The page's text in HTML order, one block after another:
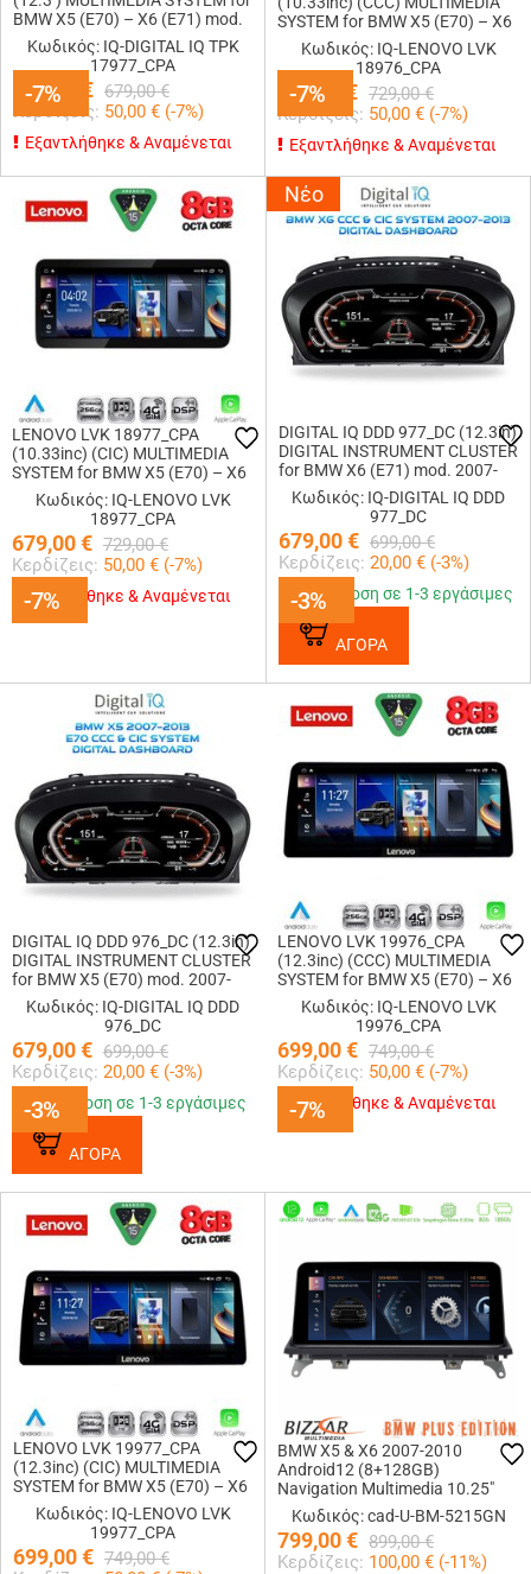
-7%
BMW X5 (E70) – X6 (E71) mod.
2009-2013 (CIC)
Κωδικός: IQ-DIGITAL IQ TPK
17977_CPA
629,00 € 679,00 €
Κερδίζεις: 50,00 € (-7%)
-7%
Εξαντλήθηκε & Αναμένεται
-7%
SYSTEM for BMW X5 (E70) – X6
(E71) mod. 2006-2009
Κωδικός: IQ-LENOVO LVK
18976_CPA
679,00 € 729,00 €
Κερδίζεις: 50,00 € (-7%)
-7%
Εξαντλήθηκε & Αναμένεται
-7%
LENOVO LVK 18977_CPA
(10.33inc) (CIC) MULTIMEDIA
SYSTEM for BMW X5 (E70) – X6
(E71) mod. 2009-2012
Κωδικός: IQ-LENOVO LVK
18977_CPA
679,00€ 729,00 €
Κερδίζεις: 50,00 € (-7%)
-7%
Εξαντλήθηκε & Αναμένεται
Νέο
-3%
DIGITAL IQ DDD 977_DC (12.3in)
DIGITAL INSTRUMENT CLUSTER
for BMW X6 (E71) mod. 2007-
2013 with CCC-CIC
Κωδικός: IQ-DIGITAL IQ DDD
977_DC
679,00€ 699,00 €
Κερδίζεις: 20,00 € (-3%)
-3%
Παράδοση σε 1-3 εργάσιμες
ΑΓΟΡΑ
-3%
DIGITAL IQ DDD 976_DC (12.3in)
DIGITAL INSTRUMENT CLUSTER
for BMW X5 (E70) mod. 2007-
2013 with CCC-CIC
Κωδικός: IQ-DIGITAL IQ DDD
976_DC
679,00€ 699,00 €
Κερδίζεις: 20,00 € (-3%)
-3%
Παράδοση σε 1-3 εργάσιμες
ΑΓΟΡΑ
-7%
LENOVO LVK 19976_CPA
(12.3inc) (CCC) MULTIMEDIA
SYSTEM for BMW X5 (E70) – X6
(E71) mod. 2006-2009
Κωδικός: IQ-LENOVO LVK
19976_CPA
699,00€ 749,00 €
Κερδίζεις: 50,00 € (-7%)
-7%
Εξαντλήθηκε & Αναμένεται
LENOVO LVK 19977_CPA
(12.3inc) (CIC) MULTIMEDIA
SYSTEM for BMW X5 (E70) – X6
(E71) mod. 2009-2012
Κωδικός: IQ-LENOVO LVK
19977_CPA
699,00€ 749,00 €
BMW X5 & X6 2007-2010
Android12 (8+128GB)
Navigation Multimedia 10.25″
HD Anti-reflection
Κωδικός: cad-U-BM-5215GN
799,00€ 899,00 €
Κερδίζεις: 100,00 € (-11%)